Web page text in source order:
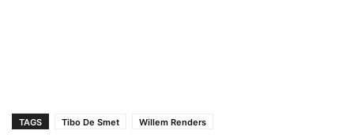
TAGS Tibo De Smet Willem Renders